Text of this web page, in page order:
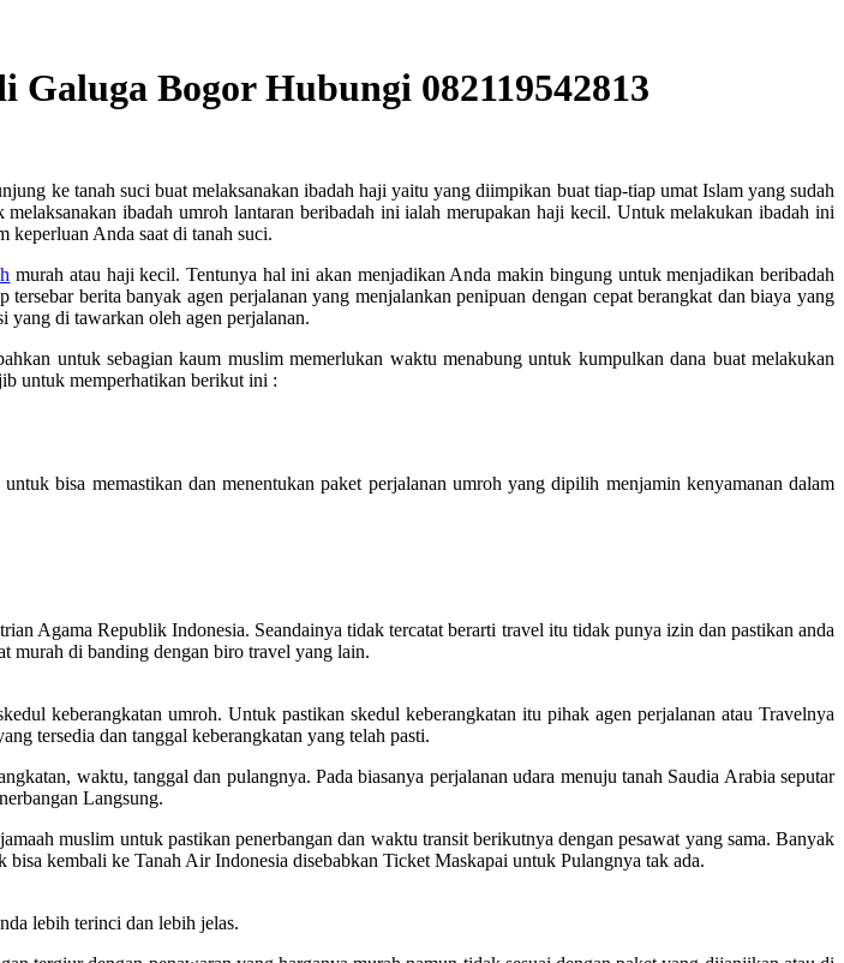
Bogor Hubungi 082119542813
ke tanah suci buat melaksanakan ibadah haji yaitu yang diimpikan buat tiap-tiap umat Islam yang sudah
ibadah umroh lantaran beribadah ini ialah merupakan haji kecil. Untuk melakukan ibadah ini
keperluan Anda saat di tanah suci.
murah atau haji kecil. Tentunya hal ini akan menjadikan Anda makin bingung untuk menjadikan beribadah
berita banyak agen perjalanan yang menjalankan penipuan dengan cepat berangkat dan biaya yang
yang di tawarkan oleh agen perjalanan.
untuk sebagian kaum muslim memerlukan waktu menabung untuk kumpulkan dana buat melakukan
untuk memperhatikan berikut ini :
bisa memastikan dan menentukan paket perjalanan umroh yang dipilih menjamin kenyamanan dalam
Agama Republik Indonesia. Seandainya tidak tercatat berarti travel itu tidak punya izin dan pastikan anda
murah di banding dengan biro travel yang lain.
keberangkatan umroh. Untuk pastikan skedul keberangkatan itu pihak agen perjalanan atau Travelnya
tersedia dan tanggal keberangkatan yang telah pasti.
waktu, tanggal dan pulangnya. Pada biasanya perjalanan udara menuju tanah Saudia Arabia seputar
Langsung.
muslim untuk pastikan penerbangan dan waktu transit berikutnya dengan pesawat yang sama. Banyak
kembali ke Tanah Air Indonesia disebabkan Ticket Maskapai untuk Pulangnya tak ada.
lebih terinci dan lebih jelas.